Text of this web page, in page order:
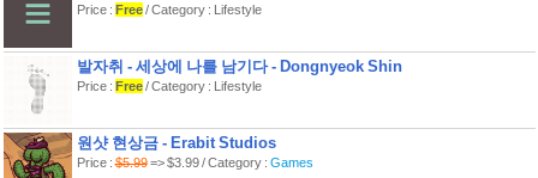
Price : Free/ Category : Lifestyle
발자취 - 세상에 나를 남기다 - Dongnyeok Shin
Price : Free/ Category : Lifestyle
원샷 현상금 - Erabit Studios
Price :$5.99=> $3.99 / Category : Games